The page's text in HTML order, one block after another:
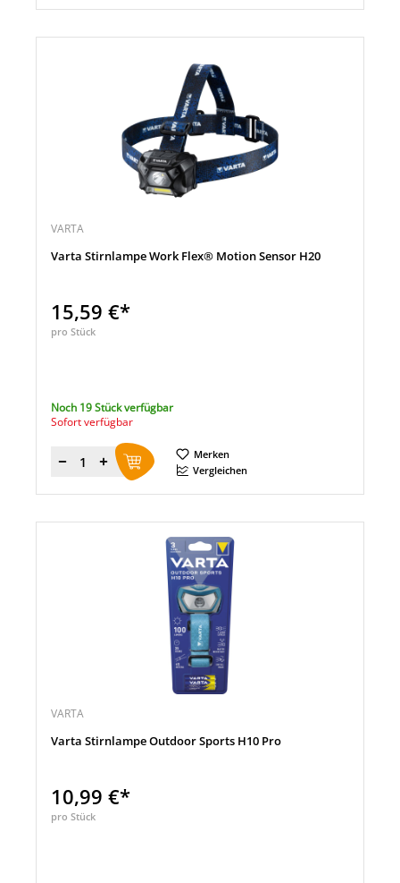
VARTA
Varta Stirnlampe Work Flex® Motion Sensor H20
15,59 €*
pro Stück
Noch 19 Stück verfügbar
Sofort verfügbar
Menge
Merken
Vergleichen
VARTA
Varta Stirnlampe Outdoor Sports H10 Pro
10,99 €*
pro Stück